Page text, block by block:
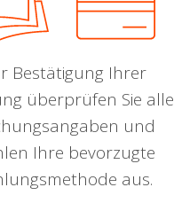
Bestätigung Ihrer
überprüfen Sie alle
und
Ihre bevorzugte
aus.